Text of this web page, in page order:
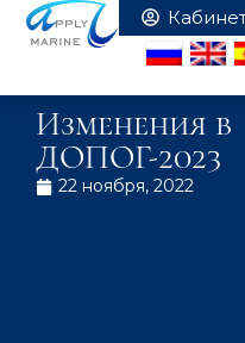
Изменения в
ДОПОГ-2023
22 ноября, 2022